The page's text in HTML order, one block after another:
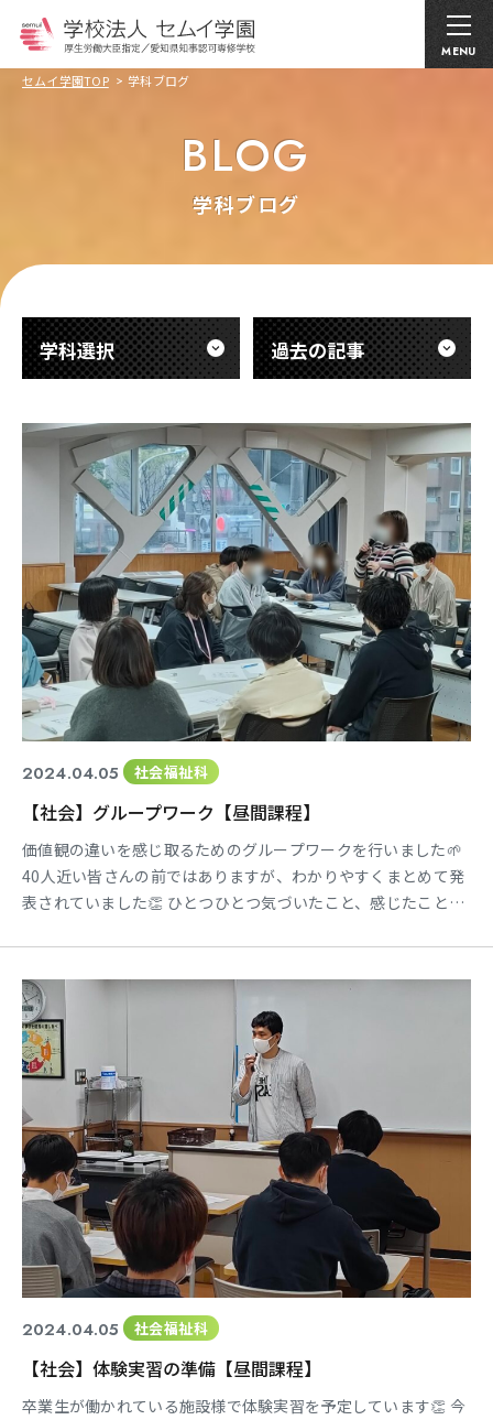
MENU
セムイ学園TOP 学科ブログ
BLOG
学科ブログ
学科選択 過去の記事
2024.04.05 社会福祉科
【社会】グループワーク【昼間課程】
価値観の違いを感じ取るためのグループワークを行いました🌱
40人近い皆さんの前ではありますが、わかりやすくまとめて発
表されていました👏 ひとつひとつ気づいたこと、感じたことを
twitter→@tokai_sw ★☆★☆★☆★☆★☆
2024.04.05 社会福祉科
【社会】体験実習の準備【昼間課程】
卒業生が働かれている施設様で体験実習を予定しています👏 今